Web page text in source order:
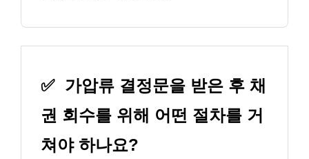
✅ 가압류 결정문을 받은 후 채
권 회수를 위해 어떤 절차를 거
쳐야 하나요?